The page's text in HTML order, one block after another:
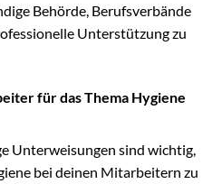
Behörde, Berufsverbände
Unterstützung zu
für das Thema Hygiene
Unterweisungen sind wichtig,
bei deinen Mitarbeitern zu